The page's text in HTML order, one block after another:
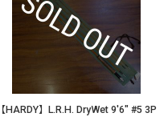
【HARDY】L.R.H. DryWet 9'6" #5 3P